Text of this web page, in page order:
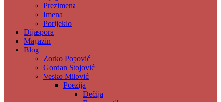
Prezimena
Imena
Porijeklo
Dijaspora
Magazin
Blog
Zorko Popović
Gordan Stojović
Vesko Milović
Poezija
Đečija